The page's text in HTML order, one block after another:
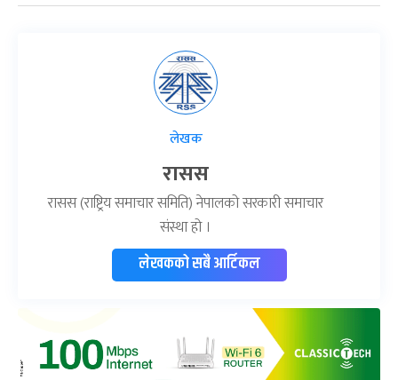
लेखक
रासस
रासस (राष्ट्रिय समाचार समिति) नेपालको सरकारी समाचार
संस्था हो ।
लेखकको सबै आर्टिकल